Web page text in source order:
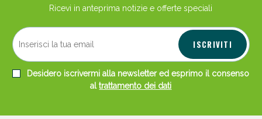
Ricevi in anteprima notizie e offerte speciali
ISCRIVITI
Desidero iscrivermi alla newsletter ed esprimo il consenso
altrattamento dei dati